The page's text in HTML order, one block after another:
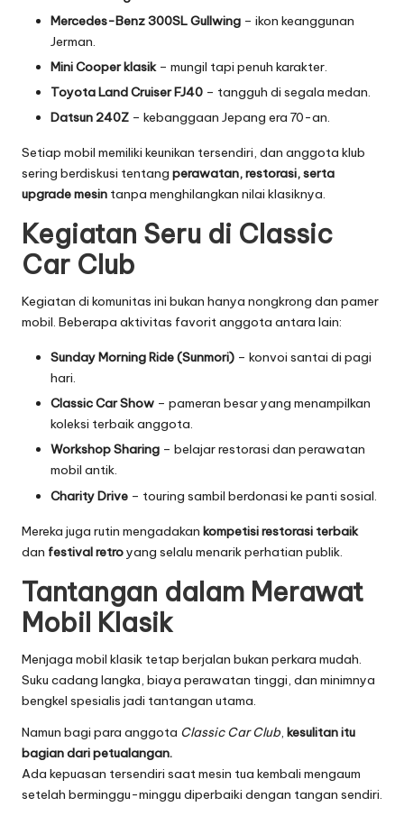
Mercedes-Benz 300SL Gullwing – ikon keanggunan
Jerman.
Mini Cooper klasik– mungil tapi penuh karakter.
Toyota Land Cruiser FJ40 – tangguh di segala medan.
Datsun 240Z – kebanggaan Jepang era 70-an.
Setiap mobil memiliki keunikan tersendiri, dan anggota klub
sering berdiskusi tentang perawatan, restorasi, serta
upgrade mesin tanpa menghilangkan nilai klasiknya.
Kegiatan Seru di Classic
Car Club
Kegiatan di komunitas ini bukan hanya nongkrong dan pamer
mobil. Beberapa aktivitas favorit anggota antara lain:
Sunday Morning Ride (Sunmori) – konvoi santai di pagi
hari.
Classic Car Show – pameran besar yang menampilkan
koleksi terbaik anggota.
Workshop Sharing – belajar restorasi dan perawatan
mobil antik.
Charity Drive – touring sambil berdonasi ke panti sosial.
Mereka juga rutin mengadakan kompetisi restorasi terbaik
dan festival retroyang selalu menarik perhatian publik.
Tantangan dalam Merawat
Mobil Klasik
Menjaga mobil klasik tetap berjalan bukan perkara mudah.
Suku cadang langka, biaya perawatan tinggi, dan minimnya
bengkel spesialis jadi tantangan utama.
Namun bagi para anggota Classic Car Club kesulitan itu
bagian dari petualangan.
Ada kepuasan tersendiri saat mesin tua kembali mengaum
setelah berminggu-minggu diperbaiki dengan tangan sendiri.